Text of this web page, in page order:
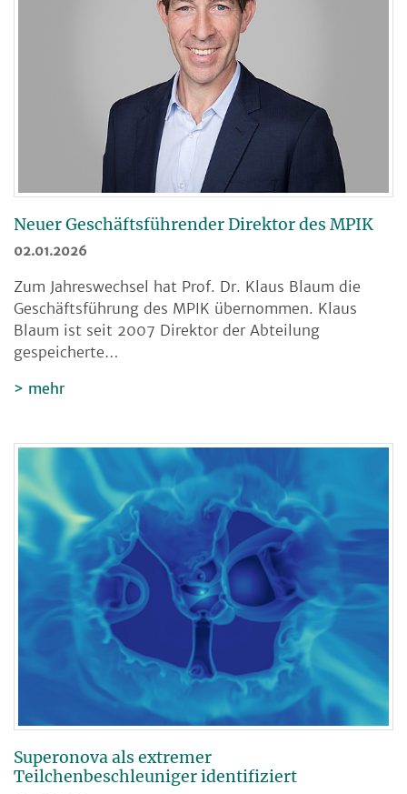
Neuer Geschäftsführender Direktor des MPIK
02.01.2026
Zum Jahreswechsel hat Prof. Dr. Klaus Blaum die
Geschäftsführung des MPIK übernommen. Klaus
Blaum ist seit 2007 Direktor der Abteilung
gespeicherte…
mehr
Superonova als extremer
Teilchenbeschleuniger identifiziert